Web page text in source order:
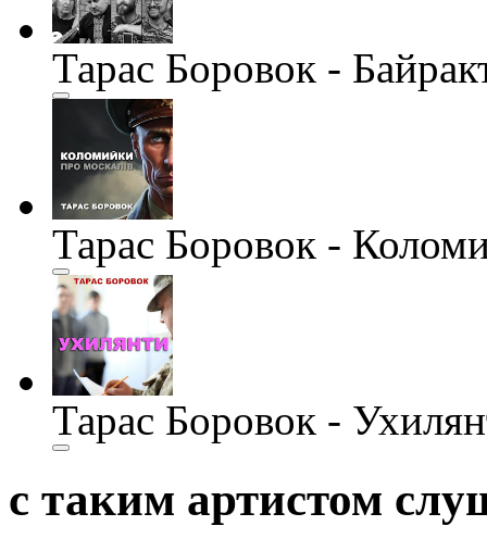
Тарас Боровок -
Тарас Боровок -
Тарас Боровок -
с таким артистом